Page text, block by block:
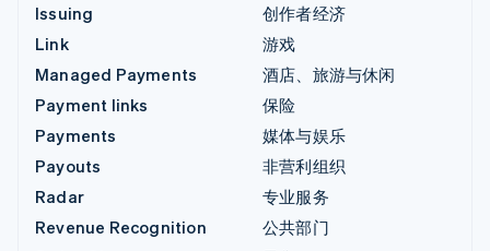
Issuing
Link
Managed Payments
Payment links
Payments
Payouts
Radar
Revenue Recognition
创作者经济
游戏
酒店、旅游与休闲
保险
媒体与娱乐
非营利组织
专业服务
公共部门